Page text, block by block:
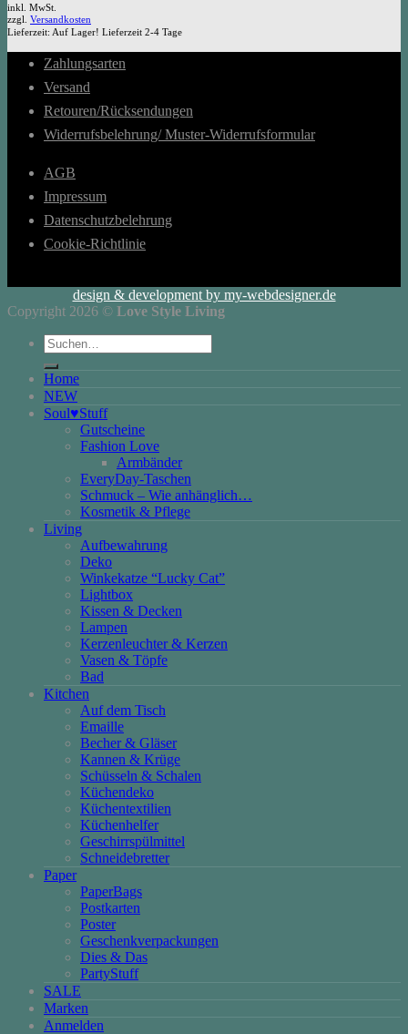
inkl. MwSt.
zzgl. Versandkosten
Lieferzeit: Auf Lager! Lieferzeit 2-4 Tage
Zahlungsarten
Versand
Retouren/Rücksendungen
Widerrufsbelehrung/ Muster-Widerrufsformular
AGB
Impressum
Datenschutzbelehrung
Cookie-Richtlinie
design & development by my-webdesigner.de
Copyright 2026 © Love Style Living
Suchen
nach:
Home
NEW
Soul♥Stuff
Gutscheine
Fashion Love
Armbänder
EveryDay-Taschen
Schmuck – Wie anhänglich…
Kosmetik & Pflege
Living
Aufbewahrung
Deko
Winkekatze “Lucky Cat”
Lightbox
Kissen & Decken
Lampen
Kerzenleuchter & Kerzen
Vasen & Töpfe
Bad
Kitchen
Auf dem Tisch
Emaille
Becher & Gläser
Kannen & Krüge
Schüsseln & Schalen
Küchendeko
Küchentextilien
Küchenhelfer
Geschirrspülmittel
Schneidebretter
Paper
PaperBags
Postkarten
Poster
Geschenkverpackungen
Dies & Das
PartyStuff
SALE
Marken
Anmelden